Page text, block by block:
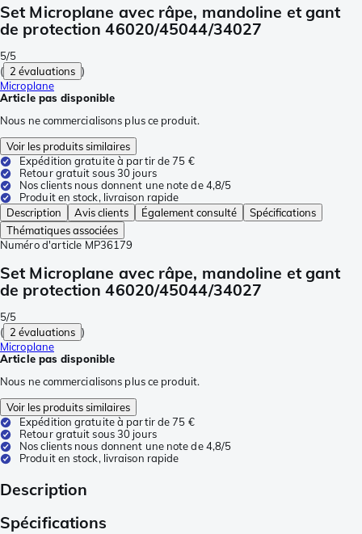
Set Microplane avec râpe, mandoline et gant
de protection 46020/45044/34027
5/5
( 2 évaluations )
Microplane
Article pas disponible
Nous ne commercialisons plus ce produit.
Voir les produits similaires
Expédition gratuite à partir de 75 €
Retour gratuit sous 30 jours
Nos clients nous donnent une note de 4,8/5
Produit en stock, livraison rapide
Description
Avis clients Également consulté
Spécifications
Thématiques associées
Numéro d'article MP36179
Set Microplane avec râpe, mandoline et gant
de protection 46020/45044/34027
5/5
( 2 évaluations )
Microplane
Article pas disponible
Nous ne commercialisons plus ce produit.
Voir les produits similaires
Expédition gratuite à partir de 75 €
Retour gratuit sous 30 jours
Nos clients nous donnent une note de 4,8/5
Produit en stock, livraison rapide
Description
Spécifications